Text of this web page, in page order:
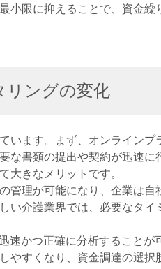
小限に抑えることで、資金繰
リングの変化
います。まず、オンラインプ
な書類の提出や契約が迅速に
大きなメリットです。
管理が可能になり、企業は自
い介護業界では、必要なタイ
速かつ正確に分析することが
やすくなり、資金調達の選択